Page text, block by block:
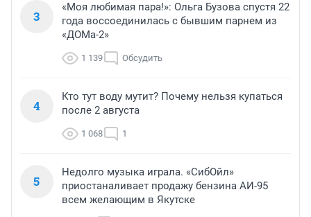
3
«Моя любимая пара!»: Ольга Бузова спустя 22
года воссоединилась с бывшим парнем из
«ДОМа-2»
1 139 Обсудить
4
Кто тут воду мутит? Почему нельзя купаться
после 2 августа
1 068 1
5
Недолго музыка играла. «СибОйл»
приостаналивает продажу бензина АИ-95
всем желающим в Якутске